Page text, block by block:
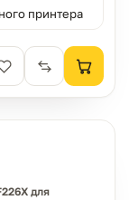
принтера
для